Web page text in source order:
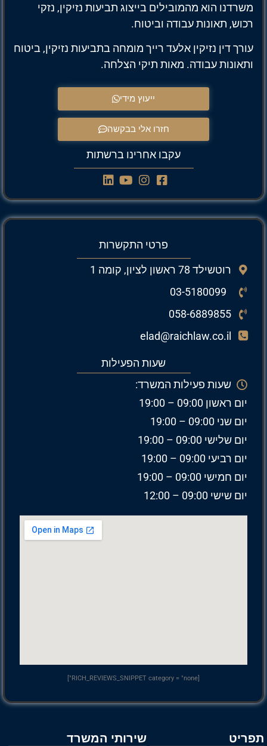
משרדנו הוא מהמובילים בייצוג תביעות נזיקין, נזקי
רכוש, תאונות עבודה וביטוח.
עורך דין נזיקין אלעד רייך מומחה בתביעות נזיקין, ביטוח
ותאונות עבודה. מאות תיקי הצלחה.
ייעוץ מידי
חזרו אלי בבקשה
עקבו אחרינו ברשתות
פרטי התקשרות
רוטשילד 78 ראשון לציון, קומה 1
058-6889855
elad@raichlaw.co.il
שעות הפעילות
שעות פעילות המשרד:
יום ראשון 09:00 – 19:00
יום שני 09:00 – 19:00
יום שלישי 09:00 – 19:00
יום רביעי 09:00 – 19:00
יום חמישי 09:00 – 19:00
יום שישי 09:00 – 12:00
תפריט שירותי המשרד